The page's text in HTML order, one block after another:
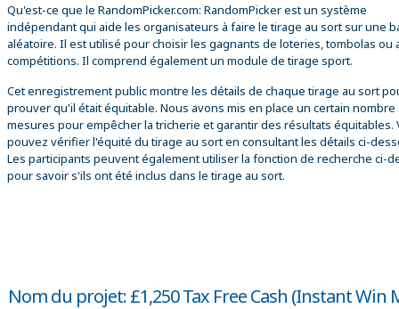
Qu'est-ce que le RandomPicker.com: RandomPicker est un système
indépendant qui aide les organisateurs à faire le tirage au sort sur une
aléatoire. Il est utilisé pour choisir les gagnants de loteries, tombolas ou
compétitions. Il comprend également un module de tirage sport.
Cet enregistrement public montre les détails de chaque tirage au sort
prouver qu'il était équitable. Nous avons mis en place un certain nombre
mesures pour empêcher la tricherie et garantir des résultats équitables.
pouvez vérifier l'équité du tirage au sort en consultant les détails ci-
Les participants peuvent également utiliser la fonction de recherche ci-
pour savoir s'ils ont été inclus dans le tirage au sort.
Nom du projet: £1,250 Tax Free Cash (Instant Win